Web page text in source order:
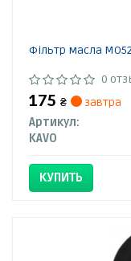
Фільтр масла
0
175 ₴
завтра
Артикул:
KAVO
КУПИТЬ